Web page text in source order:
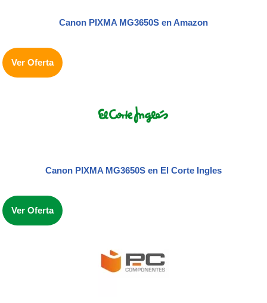
Canon PIXMA MG3650S en Amazon
Ver Oferta
Canon PIXMA MG3650S en El Corte Ingles
Ver Oferta